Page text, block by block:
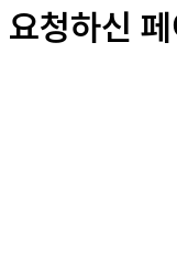
요청하신